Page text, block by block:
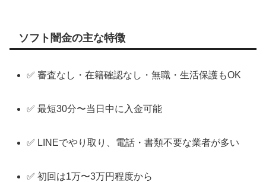
ソフト闇金の主な特徴
✅ 審査なし・在籍確認なし・無職・生活保護もOK
✅ 最短30分〜当日中に入金可能
✅ LINEでやり取り、電話・書類不要な業者が多い
✅ 初回は1万〜3万円程度から